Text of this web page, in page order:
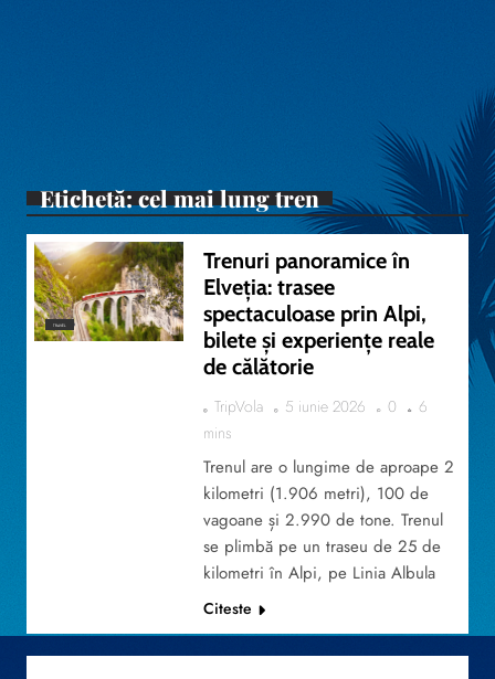
Etichetă:cel mai lung tren
TRAVEL
Trenuri panoramice în
Elveția: trasee
spectaculoase prin Alpi,
bilete și experiențe reale
de călătorie
TripVola 5 iunie 2026 0
6
mins
Trenul are o lungime de aproape 2
kilometri (1.906 metri), 100 de
vagoane și 2.990 de tone. Trenul
se plimbă pe un traseu de 25 de
kilometri în Alpi, pe Linia Albula
Citeste